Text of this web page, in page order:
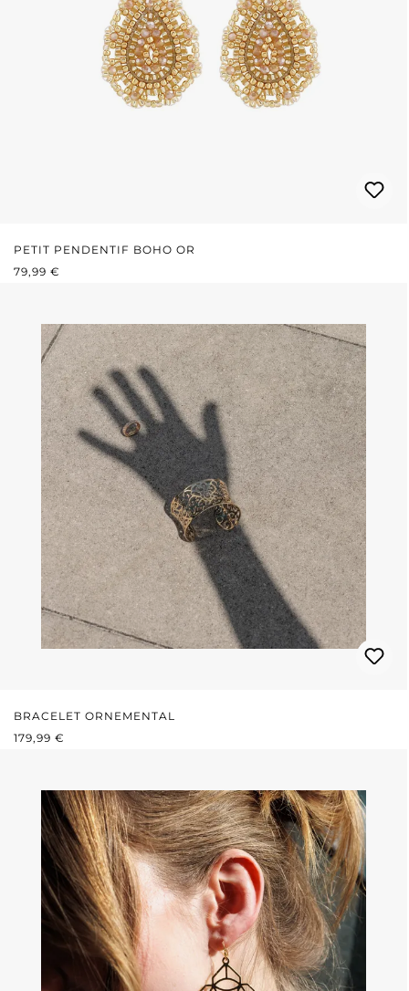
PETIT PENDENTIF BOHO OR
PRIX RÉGULIER :
79,99 €
BRACELET ORNEMENTAL
PRIX RÉGULIER :
179,99 €